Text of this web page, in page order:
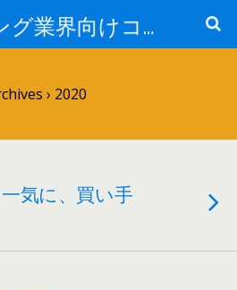
クリーニング業界向けコンサルタントブログ:日本売上アップ研究所-中西正人
› 2020
気に、買い手